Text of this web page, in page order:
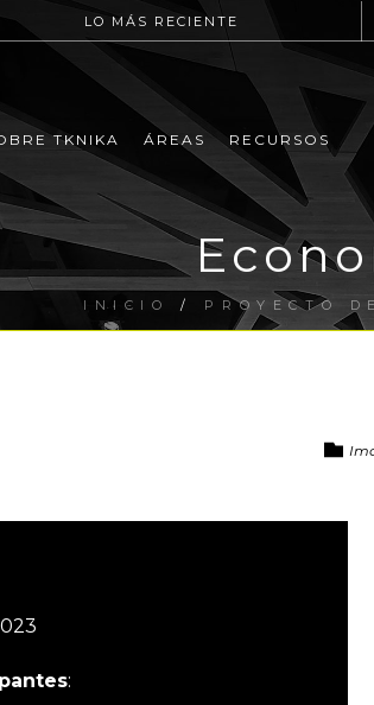
LO MÁS RECIENTE
TKNIKA ÁREAS RECURSOS
INICIO / PROYECTO
: